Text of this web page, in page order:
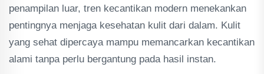
penampilan luar, tren kecantikan modern menekankan
pentingnya menjaga kesehatan kulit dari dalam. Kulit
yang sehat dipercaya mampu memancarkan kecantikan
alami tanpa perlu bergantung pada hasil instan.